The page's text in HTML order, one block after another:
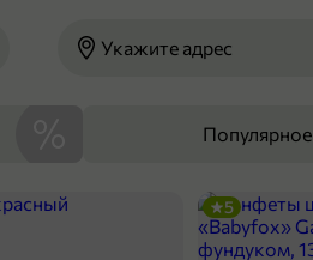
Укажите адрес
Популярное
5